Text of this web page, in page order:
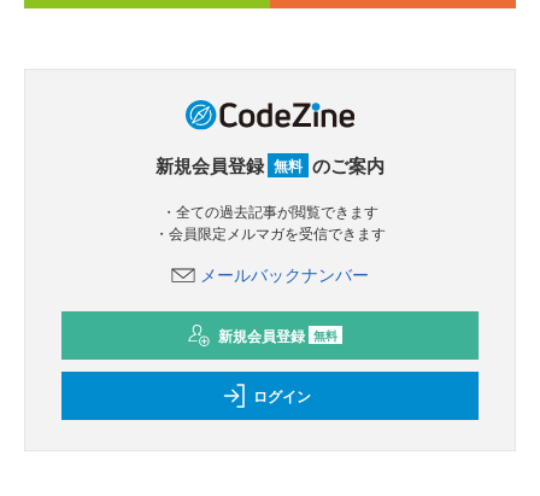
新規会員登録 無料 のご案内
・全ての過去記事が閲覧できます
・会員限定メルマガを受信できます
メールバックナンバー
新規会員登録 無料
ログイン